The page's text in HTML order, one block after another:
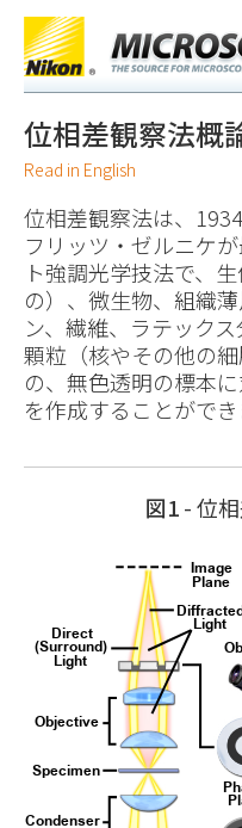
位相差観察法概
Read in English
位相差観察法は、
フリッツ・ゼルニケ
ト強調光学技法で、
の）、微生物、組織
ン、繊維、ラテック
顆粒（核やその他の
の、無色透明の標本
を作成することができ
図1- 位相
BASICS
TECHNIQUES
共焦点観察 蛍光観察 多光子
超解像
APPLICATIONS
フェルスター共鳴エネルギー
DIGITAL IMAGING
TUTORIALS
GALLERIES
MUSEUM
GLOSSARY